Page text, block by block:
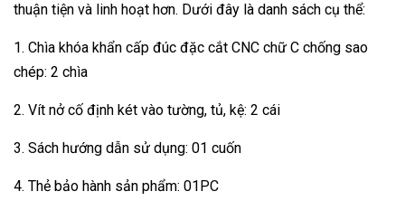
thuận tiện và linh hoạt hơn. Dưới đây là danh sách cụ thể:
1. Chìa khóa khẩn cấp đúc đặc cắt CNC chữ C chống sao
chép: 2 chìa
2. Vít nở cố định két vào tường, tủ, kệ: 2 cái
3. Sách hướng dẫn sử dụng: 01 cuốn
4. Thẻ bảo hành sản phẩm: 01PC